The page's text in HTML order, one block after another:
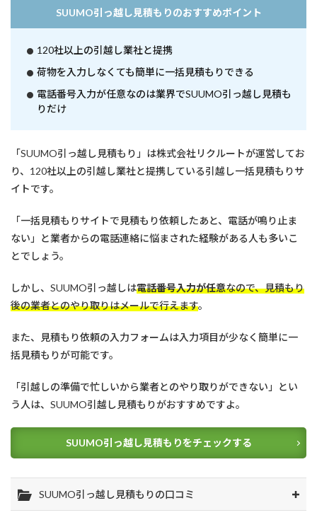
SUUMO引っ越し見積もりのおすすめポイント
120社以上の引越し業社と提携
荷物を入力しなくても簡単に一括見積もりできる
電話番号入力が任意なのは業界でSUUMO引っ越し見積も
りだけ
「SUUMO引っ越し見積もり」は株式会社リクルートが運営してお
り、120社以上の引越し業社と提携している引越し一括見積もりサ
イトです。
「一括見積もりサイトで見積もり依頼したあと、電話が鳴り止ま
ない」と業者からの電話連絡に悩まされた経験がある人も多いこ
とでしょう。
しかし、SUUMO引っ越しは電話番号入力が任意なので、見積もり
後の業者とのやり取りはメールで行えます。
また、見積もり依頼の入力フォームは入力項目が少なく簡単に一
括見積もりが可能です。
「引越しの準備で忙しいから業者とのやり取りができない」とい
う人は、SUUMO引越し見積もりがおすすめですよ。
SUUMO引っ越し見積もりをチェックする
SUUMO引っ越し見積もりの口コミ